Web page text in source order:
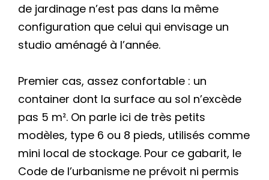
de jardinage n’est pas dans la même
configuration que celui qui envisage un
studio aménagé à l’année.
Premier cas, assez confortable : un
container dont la surface au sol n’excède
pas 5 m². On parle ici de très petits
modèles, type 6 ou 8 pieds, utilisés comme
mini local de stockage. Pour ce gabarit, le
Code de l’urbanisme ne prévoit ni permis